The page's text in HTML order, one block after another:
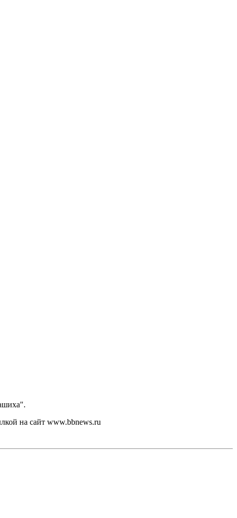
на сайт www.bbnews.ru